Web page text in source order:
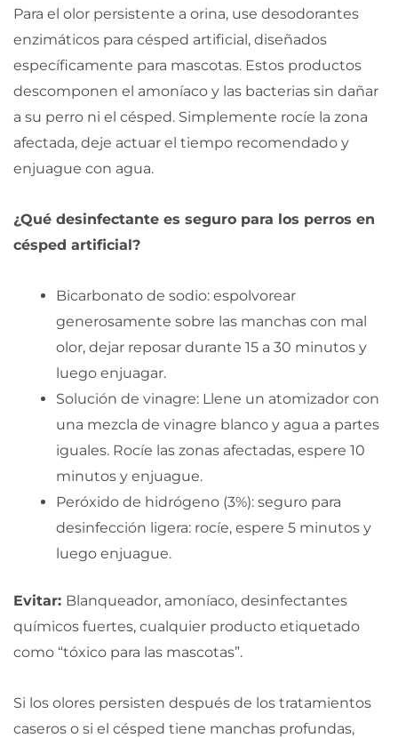
Para el olor persistente a orina, use desodorantes
enzimáticos para césped artificial, diseñados
específicamente para mascotas. Estos productos
descomponen el amoníaco y las bacterias sin dañar
a su perro ni el césped. Simplemente rocíe la zona
afectada, deje actuar el tiempo recomendado y
enjuague con agua.
¿Qué desinfectante es seguro para los perros en
césped artificial?
Bicarbonato de sodio: espolvorear
generosamente sobre las manchas con mal
olor, dejar reposar durante 15 a 30 minutos y
luego enjuagar.
Solución de vinagre: Llene un atomizador con
una mezcla de vinagre blanco y agua a partes
iguales. Rocíe las zonas afectadas, espere 10
minutos y enjuague.
Peróxido de hidrógeno (3%): seguro para
desinfección ligera: rocíe, espere 5 minutos y
luego enjuague.
Evitar: Blanqueador, amoníaco, desinfectantes
químicos fuertes, cualquier producto etiquetado
como “tóxico para las mascotas”.
Si los olores persisten después de los tratamientos
caseros o si el césped tiene manchas profundas,